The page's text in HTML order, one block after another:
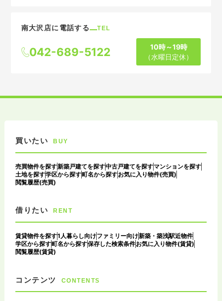
南大沢店に電話する TEL
042-689-5122
10時～19時
（水曜日定休）
買いたい BUY
売買物件を探す新築戸建てを探す中古戸建てを探すマンションを探す
土地を探す学区から探す町名から探すお気に入り物件(売買)
閲覧履歴(売買)
借りたい RENT
賃貸物件を探す1人暮らし向けファミリー向け新築・築浅駅近物件
学区から探す町名から探す保存した検索条件お気に入り物件(賃貸)
閲覧履歴(賃貸)
コンテンツ CONTENTS